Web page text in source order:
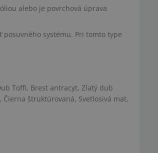
alebo je povrchová úprava
systému. Pri tomto type
Toffi, Brest antracyt, Zlatý dub
štruktúrovaná, Svetlosivá mat,